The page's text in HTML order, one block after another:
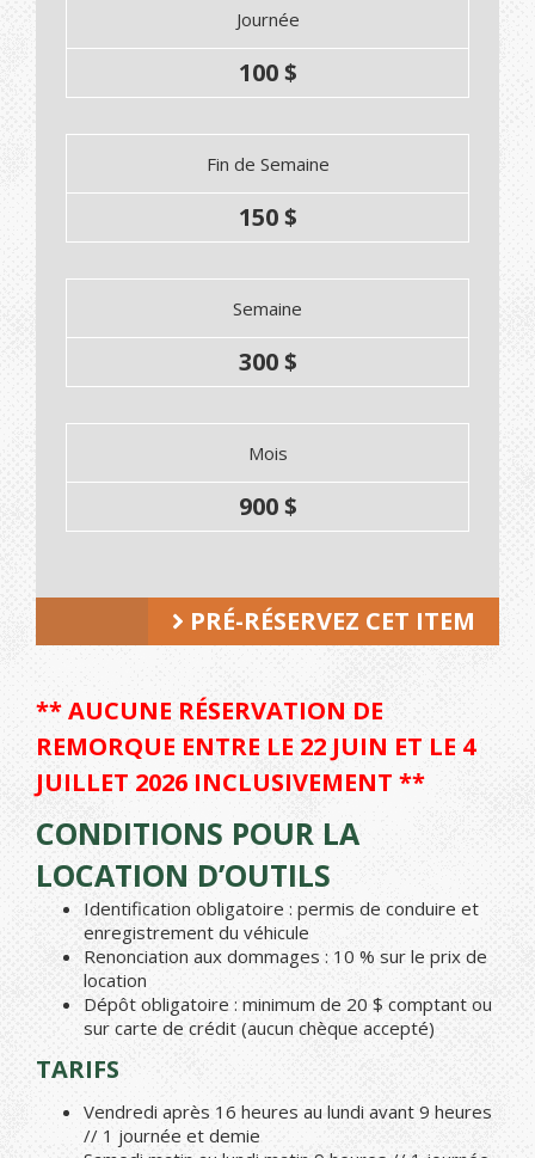
Journée
100 $
Fin de Semaine
150 $
Semaine
300 $
Mois
900 $
PRÉ-RÉSERVEZ CET ITEM
** AUCUNE RÉSERVATION DE
REMORQUE ENTRE LE 22 JUIN ET LE 4
JUILLET 2026 INCLUSIVEMENT **
CONDITIONS POUR LA
LOCATION D’OUTILS
Identification obligatoire : permis de conduire et
enregistrement du véhicule
Renonciation aux dommages : 10 % sur le prix de
location
Dépôt obligatoire : minimum de 20 $ comptant ou
sur carte de crédit (aucun chèque accepté)
TARIFS
Vendredi après 16 heures au lundi avant 9 heures
// 1 journée et demie